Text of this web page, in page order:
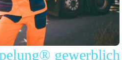
gewerblich